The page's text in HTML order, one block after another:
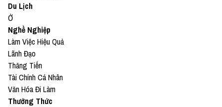
Du Lịch
Ở
Nghề Nghiệp
Làm Việc Hiệu Quả
Lãnh Đạo
Thăng Tiến
Tài Chính Cá Nhân
Văn Hóa Đi Làm
Thưởng Thức